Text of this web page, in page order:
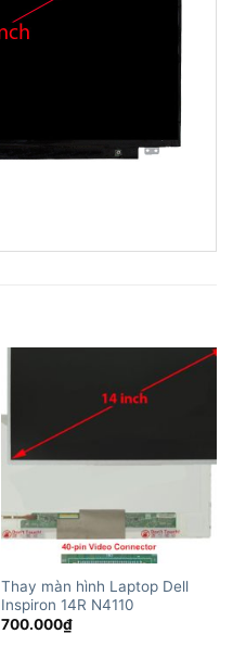
Thay màn hình Laptop Dell
Inspiron 14R N4110
700.000₫